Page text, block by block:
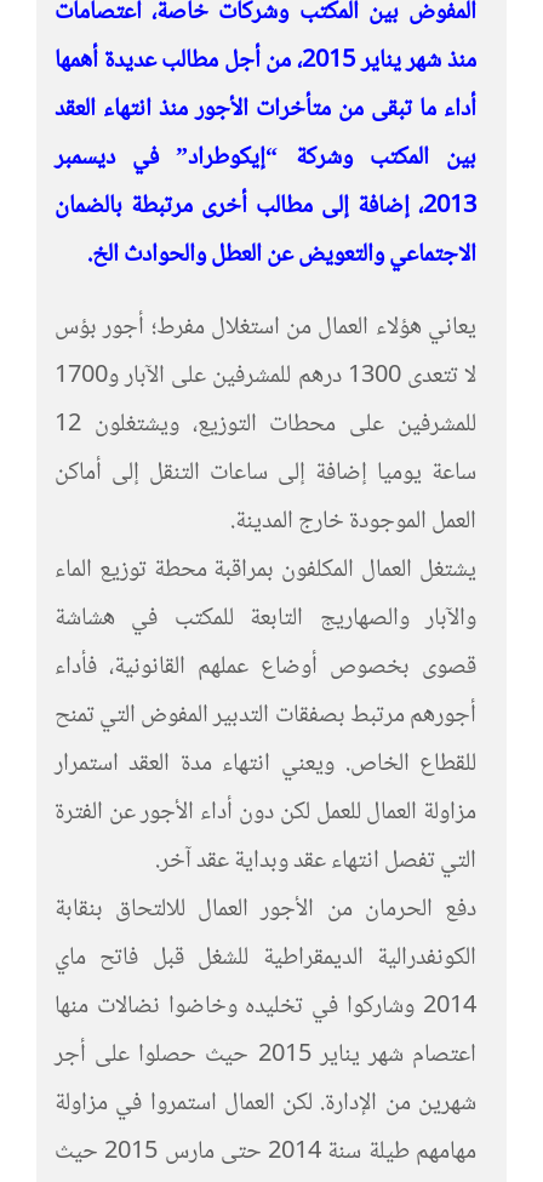
المفوض بين المكتب وشركات خاصة، اعتصامات
منذ شهر يناير 2015، من أجل مطالب عديدة أهمها
أداء ما تبقى من متأخرات الأجور منذ انتهاء العقد
بين المكتب وشركة “إيكوطراد” في ديسمبر
2013، إضافة إلى مطالب أخرى مرتبطة بالضمان
الاجتماعي والتعويض عن العطل والحوادث الخ.
يعاني هؤلاء العمال من استغلال مفرط؛ أجور بؤس
لا تتعدى 1300 درهم للمشرفين على الآبار و1700
للمشرفين على محطات التوزيع، ويشتغلون 12
ساعة يوميا إضافة إلى ساعات التنقل إلى أماكن
العمل الموجودة خارج المدينة.
يشتغل العمال المكلفون بمراقبة محطة توزيع الماء
والآبار والصهاريج التابعة للمكتب في هشاشة
قصوى بخصوص أوضاع عملهم القانونية، فأداء
أجورهم مرتبط بصفقات التدبير المفوض التي تمنح
للقطاع الخاص. ويعني انتهاء مدة العقد استمرار
مزاولة العمال للعمل لكن دون أداء الأجور عن الفترة
التي تفصل انتهاء عقد وبداية عقد آخر.
دفع الحرمان من الأجور العمال للالتحاق بنقابة
الكونفدرالية الديمقراطية للشغل قبل فاتح ماي
2014 وشاركوا في تخليده وخاضوا نضالات منها
اعتصام شهر يناير 2015 حيث حصلوا على أجر
شهرين من الإدارة. لكن العمال استمروا في مزاولة
مهامهم طيلة سنة 2014 حتى مارس 2015 حيث